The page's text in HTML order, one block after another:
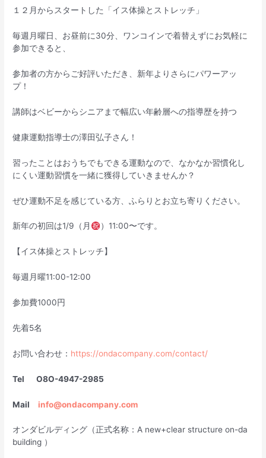
１２月からスタートした「イス体操とストレッチ」
毎週月曜日、お昼前に30分、ワンコインで着替えずにお気軽に
参加できると、
参加者の方からご好評いただき、新年よりさらにパワーアッ
プ！
講師はベビーからシニアまで幅広い年齢層への指導歴を持つ
健康運動指導士の澤田弘子さん！
習ったことはおうちでもできる運動なので、なかなか習慣化し
にくい運動習慣を一緒に獲得していきませんか？
ぜひ運動不足を感じている方、ふらりとお立ち寄りください。
新年の初回は1/9（月 ）11:00〜です。
【イス体操とストレッチ】
毎週月曜11:00-12:00
参加費1000円
先着5名
お問い合わせ： https://ondacompany.com/contact/
Tel O8O-4947-2985
Mailinfo@ondacompany.com
オンダビルディング（正式名称：A new+clear structure on-da
building ）